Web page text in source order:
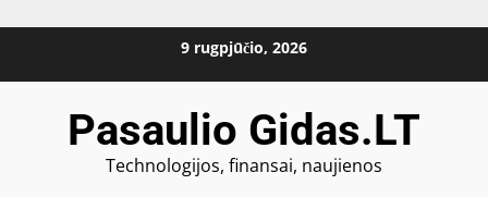
9 rugpjūčio, 2026
Pasaulio Gidas.LT
Technologijos, finansai, naujienos